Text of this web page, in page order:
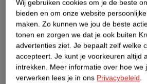
Etiketinformatie
Nature Impact Score
Dit product heeft
Impact Score.
Meer informatie
Wij gebruiken cookies om je de beste
bieden en om onze website
maken. Zo kunnen we jou de beste
tonen en zorgen we dat je ook buiten
advertenties ziet. Je bepaalt zelf welke
accepteert. Je kunt je voorkeuren altijd
intrekken. Meer informatie over hoe we
verwerken lees je in ons Privacybeleid.